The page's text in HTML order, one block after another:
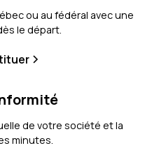
ou au fédéral avec une
le départ.
de votre société et la
minutes.